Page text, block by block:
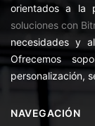
orientados a la
soluciones con
necesidades y
Ofrecemos
personalización,
NAVEGACIÓN